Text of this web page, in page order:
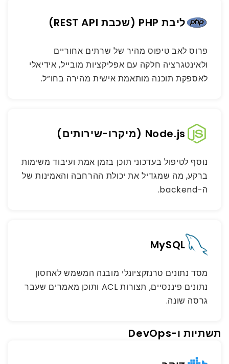
ליבת PHP (שכבת REST API)
פרוס לאב טיפוס מהיר של שרתים אחוריים
ולאינטגרציה חלקה עם אפליקציות מובייל, אידיאלי
לאספקת תוכנה מותאמת אישית מהירה בחו”ל.
Node.js (מיקרו-שירותים)
נוסף לטיפול בעדכוני תוכן בזמן אמת ועיבוד משימות
ברקע, מה שמגדיל את יכולת ההרחבה והאמינות של
ה-backend.
MySQL
מסד נתונים טרנזקציונלי מובנה המשמש לאחסון
נתונים פיננסיים, תצורות ACL ותוכן מאמרים שעבר
גרסה שונה.
תשתיות ו-DevOps